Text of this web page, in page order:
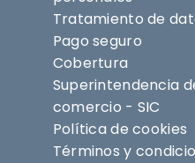
Tratamiento de
Pago seguro
Cobertura
Superintendencia
comercio - SIC
Política de cookies
Términos y